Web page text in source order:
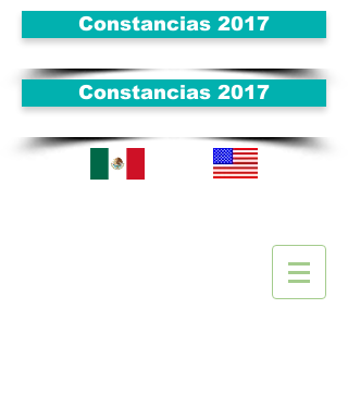
Constancias 2017
Constancias 2017